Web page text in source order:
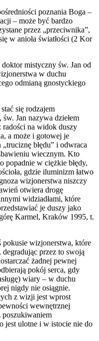
poznania Boga –
– może być bardzo
przez „przeciwnika”,
w anioła światłości (2 Kor
mistyczny św. Jan od
w duchu
odmianą gnostyckiego
się rodzajem
Jan nazywa dziełem
radości na widok duszy
a może i gotowej je
błędu” i odwraca
wiecznym. Kto
w ciężkie błędy,
gdzie iluminizm łatwo
wizjonerstwa niszczy
otwiera drogę
widziadłami, które
je duszy jako
Karmel, Kraków 1995, t.
pokusie wizjonerstwa, które
przez to swoją
żadnej pewnej
pokój serca, gdy
wiary – w duchu
nigdy nie osiągnie.
z wizji jest wprost
wewnętrznej
poszukiwaniem
jest ulotne i w istocie nie do